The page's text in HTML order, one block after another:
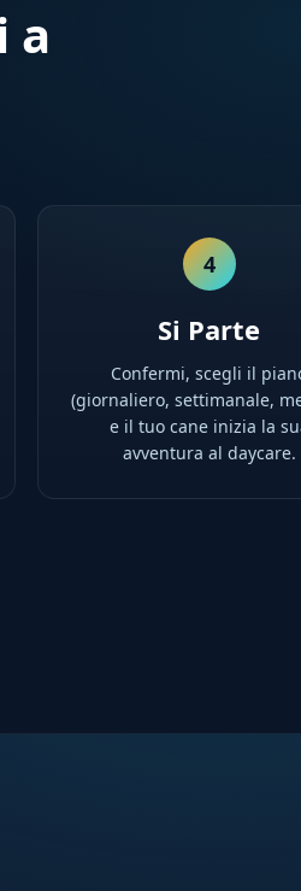
a
4
Si Parte
Confermi, scegli il
(giornaliero, settimanale,
e il tuo cane inizia la
avventura al daycare.